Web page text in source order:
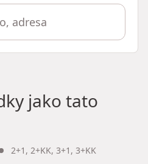
jako tato
2+1 , 2+KK, 3+1 , 3+KK